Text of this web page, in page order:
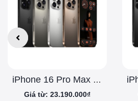
iPhone 16 Pro Max Đã Qua Sử Dụng
Giá từ: 23.190.000₫